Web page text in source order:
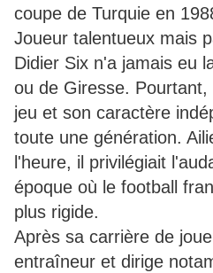
coupe de Turquie en
Joueur talentueux mais
Didier Six n'a jamais eu
ou de Giresse.
jeu et son caractère
toute une génération.
l'heure, il privilégiait
époque où le football
plus rigide.
Après sa carrière de
entraîneur et dirige